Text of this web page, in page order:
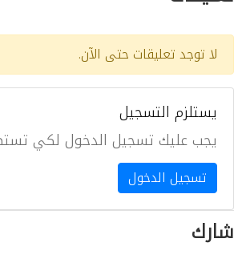
لا توجد تعليقات حتى الآن.
يستلزم التسجيل
يجب عليك تسجيل الدخول لكي
تسجيل الدخول
شارك